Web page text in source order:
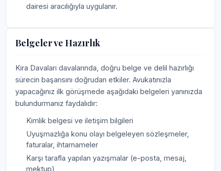
dairesi aracılığıyla uygulanır.
Belgeler ve Hazırlık
Kira Davaları davalarında, doğru belge ve delil hazırlığı
sürecin başarısını doğrudan etkiler. Avukatınızla
yapacağınız ilk görüşmede aşağıdaki belgeleri yanınızda
bulundurmanız faydalıdır:
Kimlik belgesi ve iletişim bilgileri
Uyuşmazlığa konu olayı belgeleyen sözleşmeler,
faturalar, ihtarnameler
Karşı tarafla yapılan yazışmalar (e-posta, mesaj,
mektup)